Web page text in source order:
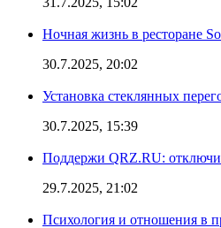
Ночная жизнь в ресторане
30.7.2025, 20:02
Установка стеклянных
30.7.2025, 15:39
Поддержи QRZ.RU:
29.7.2025, 21:02
Психология и отношения в